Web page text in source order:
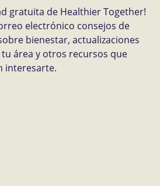
gratuita de Healthier Together!
electrónico consejos de
bienestar, actualizaciones
área y otros recursos que
interesarte.